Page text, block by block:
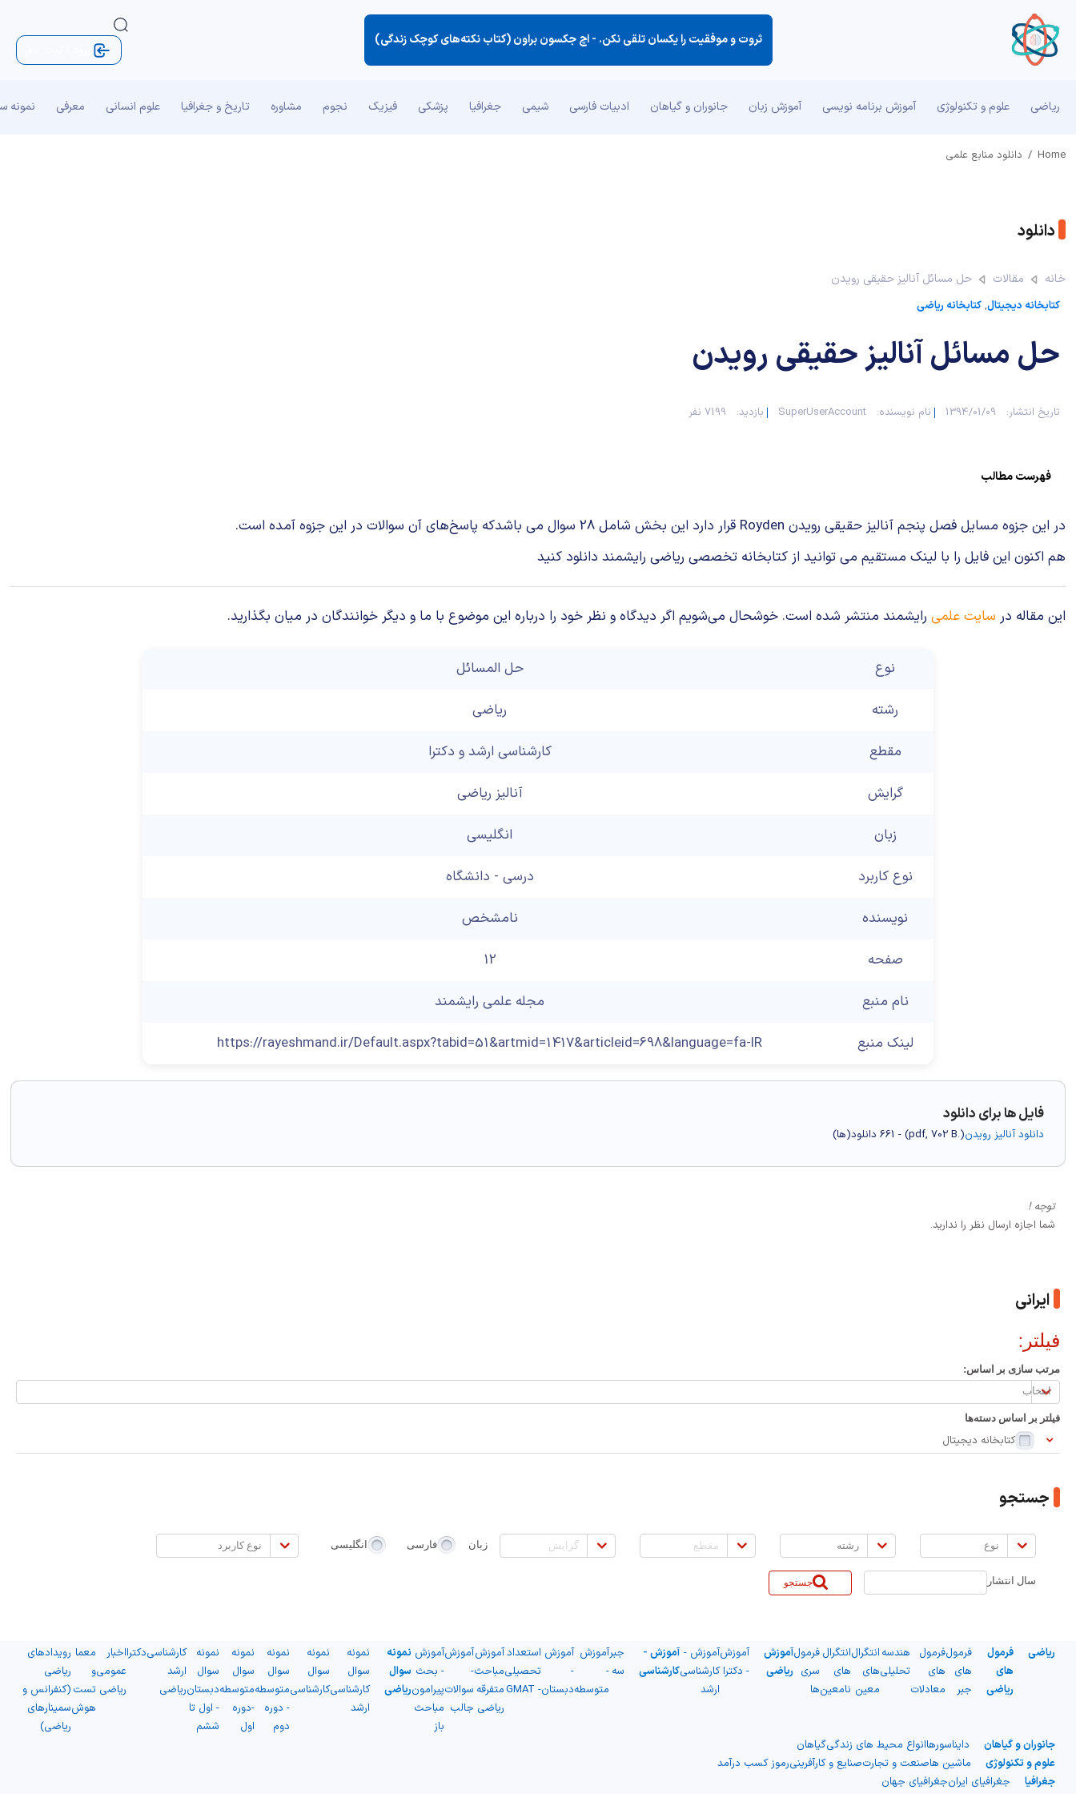
ثروت و موفقیت را یكسان تلقی نكن. -اچ جکسون براون (کتاب نکته‌های کوچک زندگی)
ریاضی علوم و تکنولوژی آموزش برنامه نویسی آموزش زبان جانوران و گیاهان ادبیات فارسی شیمی جغرافیا پزشکی فیزیک نجوم مشاوره تاریخ و جغرافیا علوم انسانی معرفی نمونه
Home
/ دانلود منابع علمی
دانلود
خانه مقالات حل مسائل آنالیز حقیقی رویدن
کتابخانه دیجیتال,کتابخانه ریاضی
حل مسائل آنالیز حقیقی رویدن
تاریخ انتشار: 1394/01/09 نام نویسنده: SuperUserAccount بازدید: 7199 نفر
فهرست مطالب
در این جزوه مسایل فصل پنجم آنالیز حقیقی رویدن Royden قرار دارد این بخش شامل 28 سوال می باشدکه پاسخ‌های آن سوالات در این جزوه آمده است.
هم اکنون این فایل را با لینک مستقیم می توانید از کتابخانه تخصصی ریاضی رایشمند دانلود کنید
این مقاله در سایت علمی رایشمند منتشر شده است. خوشحال می‌شویم اگر دیدگاه و نظر خود را درباره این موضوع با ما و دیگر خوانندگان در میان بگذارید.
نوع حل المسائل
رشته ریاضی
مقطع کارشناسی ارشد و دکترا
گرایش آنالیز ریاضی
زبان انگلیسی
نوع کاربرد درسی - دانشگاه
نویسنده نامشخص
صفحه 12
نام منبع مجله علمی رایشمند
لینک منبع https://rayeshmand.ir/Default.aspx?tabid=51&artmid=1417&articleid=698&language=fa-IR
فایل ها برای دانلود
دانلود آنالیز رویدن(
.pdf,
702 B ) - 661 دانلود(ها)
توجه !
شما اجازه ارسال نظر را ندارید.
ایرانی
فیلتر:
مرتب سازی بر اساس:
مرتب
سازی
بر
اساس:
فیلتر بر اساس دسته‌ها
کتابخانه دیجیتال
جستجو
نوع رشته مقطع گرایش زبان فارسی انگلیسی نوع
کاربرد
سال انتشار جستجو
ریاضی
فرمول
های
ریاضی
فرمول
های
جبر
فرمول
های
معادلات
هندسه
تحلیلی
انتگرال
های
معین
انتگرال
های
نامعین
فرمول
سری
ها
آموزش
ریاضی
آموزش
- دکترا
آموزش -
کارشناسی
ارشد
آموزش -
کارشناسی
جبر
سه
آموزش
-
متوسطه
آموزش
-
دبستان
استعداد
تحصیلی
- GMAT
آموزش
مباحث
متفرقه
ریاضی
آموزش
-
سوالات
جالب
آموزش
- بحث
پیرامون
مباحث
باز
نمونه
سوال
ریاضی
نمونه
سوال
کارشناسی
ارشد
نمونه
سوال
کارشناسی
نمونه
سوال
متوسطه
- دوره
دوم
نمونه
سوال
متوسطه
-دوره
اول
نمونه
سوال
دبستان
- اول تا
ششم
کارشناسی
ارشد
ریاضی
دکترااخبار
عمومی
ریاضی
معما
و
تست
هوش
رویدادهای
ریاضی
(کنفرانس و
سمینارهای
ریاضی)
جانوران و گیاهان
دایناسورهاانواع محیط های زندگیگیاهان
علوم و تکنولوژی
ماشین هاصنعت و تجارتصنایع و کارآفرینیرموز کسب درآمد
جغرافیا
جغرافیای ایرانجغرافیای جهان